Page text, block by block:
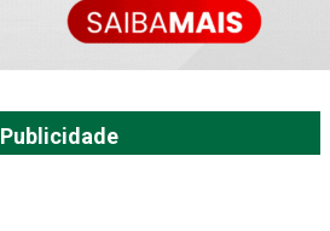
Publicidade